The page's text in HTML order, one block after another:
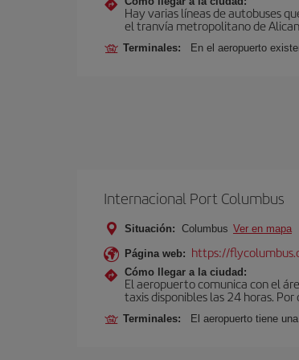
Hay varias líneas de autobuses
el tranvía metropolitano de
Terminales: En el aeropuerto
Internacional Port Columbus
Situación: Columbus Ver en mapa
Página web: https://
Cómo llegar a la ciudad:
El aeropuerto comunica con el
taxis disponibles las 24 horas.
Terminales: El aeropuerto tiene